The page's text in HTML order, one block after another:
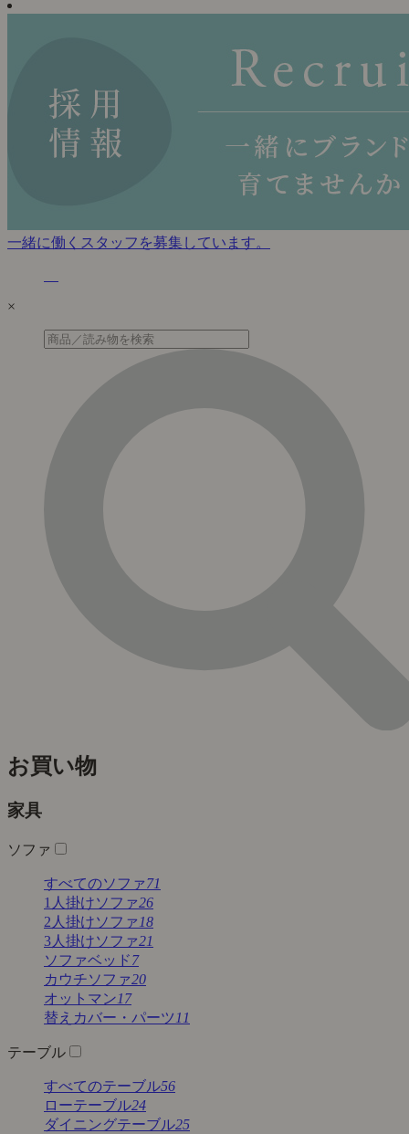
一緒に働くスタッフを募集しています。
×
お買い物
家具
ソファ
すべてのソファ71
1人掛けソファ26
2人掛けソファ 18
3人掛けソファ21
ソファベッド7
カウチソファ20
オットマン17
替えカバー・パーツ 11
テーブル
すべてのテーブル56
ローテーブル24
ダイニングテーブル25